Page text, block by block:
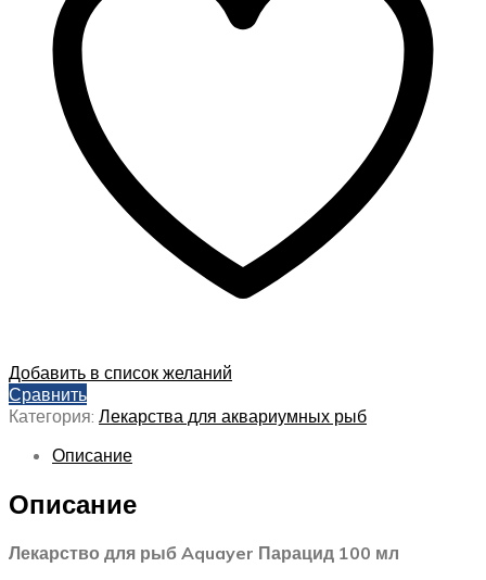
Добавить в список желаний
Сравнить
Категория: Лекарства для аквариумных рыб
Описание
Описание
Лекарство для рыб Aquayer Парацид 100 мл